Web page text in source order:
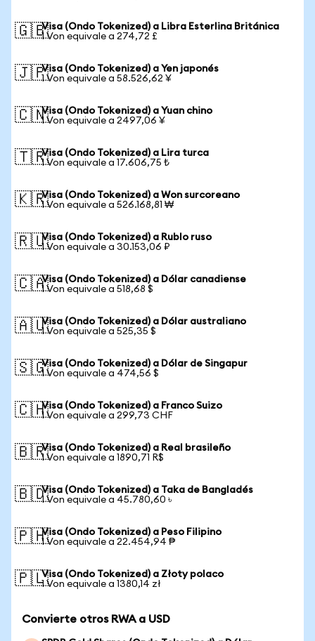
🇬🇧Visa (Ondo Tokenized) a Libra Esterlina Británica
1 Von equivale a 274,72 £
🇯🇵Visa (Ondo Tokenized) a Yen japonés
1 Von equivale a 58.526,62 ¥
🇨🇳Visa (Ondo Tokenized) a Yuan chino
1 Von equivale a 2497,06 ¥
🇹🇷Visa (Ondo Tokenized) a Lira turca
1 Von equivale a 17.606,75 ₺
🇰🇷Visa (Ondo Tokenized) a Won surcoreano
1 Von equivale a 526.168,81 ₩
🇷🇺Visa (Ondo Tokenized) a Rublo ruso
1 Von equivale a 30.153,06 ₽
🇨🇦Visa (Ondo Tokenized) a Dólar canadiense
1 Von equivale a 518,68 $
🇦🇺Visa (Ondo Tokenized) a Dólar australiano
1 Von equivale a 525,35 $
🇸🇬Visa (Ondo Tokenized) a Dólar de Singapur
1 Von equivale a 474,56 $
🇨🇭Visa (Ondo Tokenized) a Franco Suizo
1 Von equivale a 299,73 CHF
🇧🇷Visa (Ondo Tokenized) a Real brasileño
1 Von equivale a 1890,71 R$
🇧🇩Visa (Ondo Tokenized) a Taka de Bangladés
1 Von equivale a 45.780,60 ৳
🇵🇭Visa (Ondo Tokenized) a Peso Filipino
1 Von equivale a 22.454,94 ₱
🇵🇱Visa (Ondo Tokenized) a Złoty polaco
1 Von equivale a 1380,14 zł
Convierte otros RWA a USD